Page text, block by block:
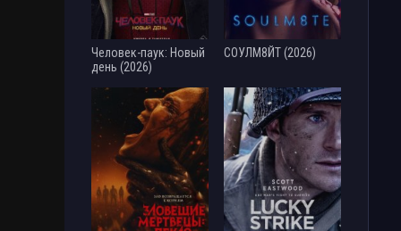
Человек-паук: Новый
день (2026)
СОУЛМ8ЙТ (2026)